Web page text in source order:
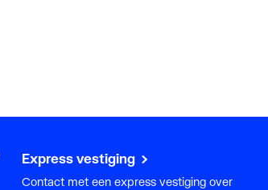
Express vestiging
Contact met een express vestiging over